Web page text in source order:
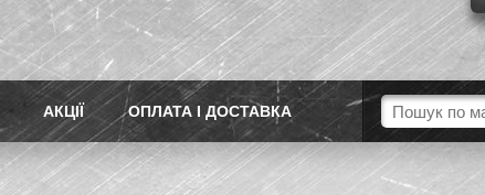
АКЦІЇ ОПЛАТА І ДОСТАВКА